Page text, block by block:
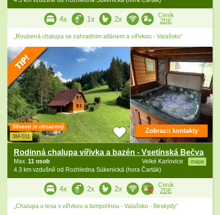
4x 1x 2x
Ceník
ZDE
„Roubená chalupa se zahradním altánem a vířivkou - Valašsko“
Silvestr je obsazený
3M-011
Rodinná chalupa vířivka a bazén - Vsetínská Bečva
Velké Karlovice mapa
Max. 11 osob
4.3 km vzdušně od Rozhledna Súkenická (hora Čarták)
Zobrazit kontakty
4x 2x 2x
Ceník
ZDE
„Chalupa u lesa s vířivkou a tampolínou - Valašsko - Beskydy“